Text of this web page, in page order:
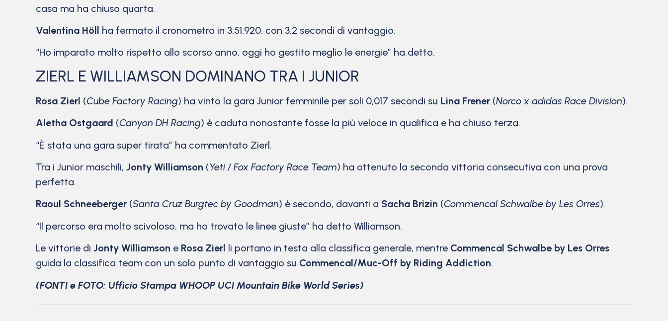
casa ma ha chiuso quarta.
Valentina Höll ha fermato il cronometro in 3:51.920, con 3,2 secondi di vantaggio.
“Ho imparato molto rispetto allo scorso anno, oggi ho gestito meglio le energie” ha detto.
ZIERL E WILLIAMSON DOMINANO TRA I JUNIOR
Rosa Zierl (Cube Factory Racing) ha vinto la gara Junior femminile per soli 0,017 secondi su Lina Frener (Norco x adidas Race Division).
Aletha Ostgaard (Canyon DH Racing) è caduta nonostante fosse la più veloce in qualifica e ha chiuso terza.
“È stata una gara super tirata” ha commentato Zierl.
Tra i Junior maschili, Jonty Williamson (Yeti / Fox Factory Race Team) ha ottenuto la seconda vittoria consecutiva con una prova
perfetta.
Raoul Schneeberger (Santa Cruz Burgtec by Goodman) è secondo, davanti a Sacha Brizin (Commencal Schwalbe by Les Orres).
“Il percorso era molto scivoloso, ma ho trovato le linee giuste” ha detto Williamson.
Le vittorie di Jonty Williamson e Rosa Zierl li portano in testa alla classifica generale, mentre Commencal Schwalbe by Les Orres
guida la classifica team con un solo punto di vantaggio su Commencal/Muc-Off by Riding Addiction.
(FONTI e FOTO: Ufficio Stampa WHOOP UCI Mountain Bike World Series)